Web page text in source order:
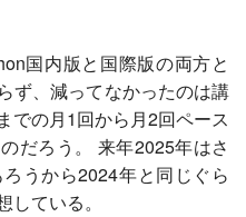
国内版と国際版の両方と
ず、減ってなかったのは講
での月1回から月2回ペース
だろう。 来年2025年はさ
うから2024年と同じぐら
ている。